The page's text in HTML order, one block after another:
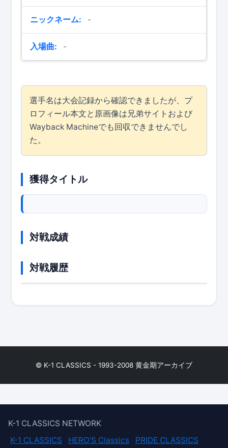
ニックネーム: -
入場曲: -
選手名は大会記録から確認できましたが、プ
ロフィール本文と原画像は兄弟サイトおよび
Wayback Machineでも回収できませんでし
た。
獲得タイトル
対戦成績
対戦履歴
© K-1 CLASSICS - 1993-2008 黄金期アーカイブ
K-1 CLASSICS NETWORK
K-1 CLASSICS
HERO'S Classics PRIDE CLASSICS